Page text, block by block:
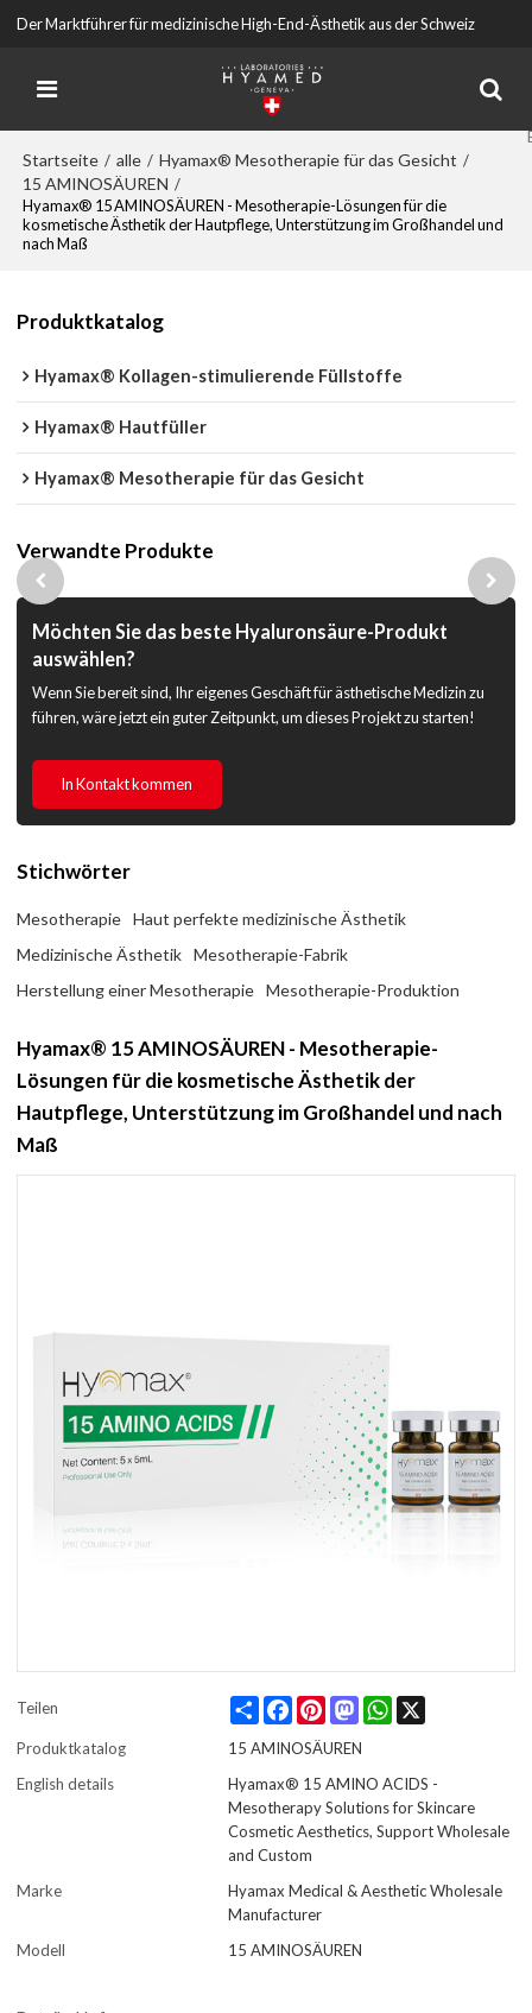
Der Marktführer für medizinische High-End-Ästhetik aus der Schweiz
Startseite / alle / Hyamax® Mesotherapie für das Gesicht /
15 AMINOSÄUREN /
Hyamax® 15 AMINOSÄUREN - Mesotherapie-Lösungen für die
kosmetische Ästhetik der Hautpflege, Unterstützung im Großhandel und
nach Maß
Produktkatalog
Hyamax® Kollagen-stimulierende Füllstoffe
Hyamax® Hautfüller
Hyamax® Mesotherapie für das Gesicht
Verwandte Produkte
Möchten Sie das beste Hyaluronsäure-Produkt
auswählen?
Wenn Sie bereit sind, Ihr eigenes Geschäft für ästhetische Medizin zu
führen, wäre jetzt ein guter Zeitpunkt, um dieses Projekt zu starten!
In Kontakt kommen
Stichwörter
Mesotherapie
Haut perfekte medizinische Ästhetik
Medizinische Ästhetik
Mesotherapie-Fabrik
Herstellung einer Mesotherapie
Mesotherapie-Produktion
Hyamax® 15 AMINOSÄUREN - Mesotherapie-
Lösungen für die kosmetische Ästhetik der
Hautpflege, Unterstützung im Großhandel und nach
Maß
Teilen Share FacebookPinterestMastodonWhatsApp
Produktkatalog
15 AMINOSÄUREN
English details
Hyamax® 15 AMINO ACIDS -
Mesotherapy Solutions for Skincare
Cosmetic Aesthetics, Support Wholesale
and Custom
Marke
Hyamax Medical & Aesthetic Wholesale
Manufacturer
Modell
15 AMINOSÄUREN